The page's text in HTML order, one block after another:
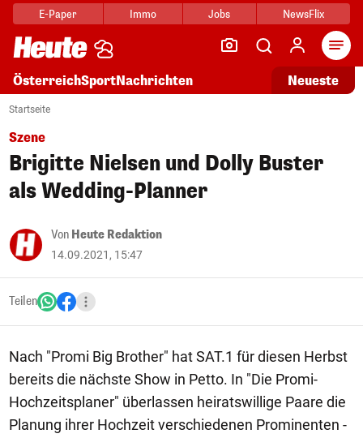
E-Paper Immo Jobs NewsFlix
ÖsterreichSportNachrichten Neueste
Startseite
Szene
Brigitte Nielsen und Dolly Buster
als Wedding-Planner
Von Heute Redaktion
14.09.2021, 15:47
Teilen
Nach "Promi Big Brother" hat SAT.1 für diesen Herbst
bereits die nächste Show in Petto. In "Die Promi-
Hochzeitsplaner" überlassen heiratswillige Paare die
Planung ihrer Hochzeit verschiedenen Prominenten -